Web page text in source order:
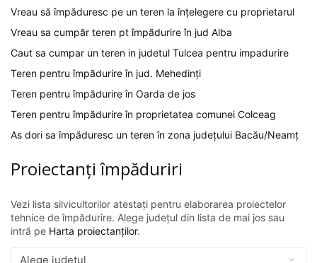
Vreau să împăduresc pe un teren la înțelegere cu proprietarul
Vreau sa cumpăr teren pt împădurire în jud Alba
Caut sa cumpar un teren in judetul Tulcea pentru impadurire
Teren pentru împădurire în jud. Mehedinți
Teren pentru împădurire în Oarda de jos
Teren pentru împădurire în proprietatea comunei Colceag
As dori sa împăduresc un teren în zona județului Bacău/Neamț
Proiectanți împăduriri
Vezi lista silvicultorilor atestați pentru elaborarea proiectelor
tehnice de împădurire. Alege județul din lista de mai jos sau
intră pe Harta proiectanților.